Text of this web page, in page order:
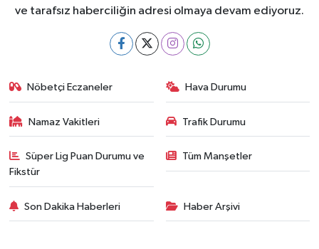
ve tarafsız haberciliğin adresi olmaya devam ediyoruz.
Nöbetçi Eczaneler Hava Durumu
Namaz Vakitleri Trafik Durumu
Süper Lig Puan Durumu ve
Fikstür
Tüm Manşetler
Son Dakika Haberleri Haber Arşivi